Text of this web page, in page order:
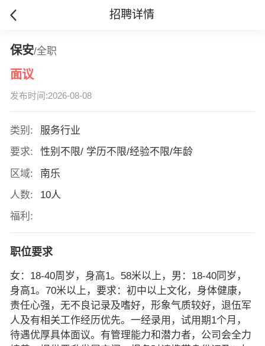
招聘详情
保安/全职
面议
发布时间:2026-08-08
类别:
服务行业
要求:
性别不限/ 学历不限/经验不限/年龄
区域:
南乐
人数:
10人
福利:
职位要求
女：18-40周岁，身高1。58米以上，男：18-40同岁，
身高1。70米以上，要求：初中以上文化，身体健康，
责任心强，无不良记录及嗜好，形象气质较好，退伍军
人及有相关工作经历优先。一经录用，试用期1个月，
待遇优厚具体面议。有管理能力和潜力者，公司会全力